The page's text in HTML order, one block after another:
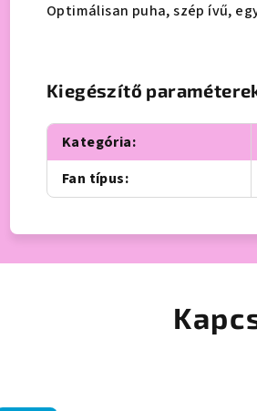
Optimálisan puha, szép ívű,
Kiegészítő
Kategória:
Fan típus: